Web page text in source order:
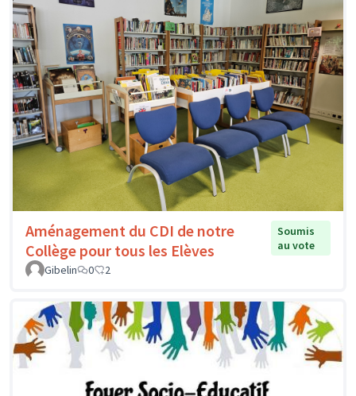
Aménagement du CDI de notre
Collège pour tous les Elèves
Soumis
au vote
Gibelin
0 2